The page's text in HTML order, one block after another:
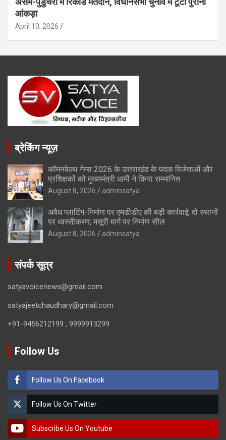
आंकड़ा
April 10, 2026
ब्रेकिंग न्यूज़
कॉमनवेल्थ गेम्स 2026 के उत्तराखंड के पदक विजेताओं और
प्रशिक्षकों को मुख्यमंत्री धामी ने किया सम्मानित
August 8, 2026 adminsatya
अवैध प्लाटिंग-निर्माण पर एमडीडीए की बड़ी कार्रवाई, दो स्थानों
पर ध्वस्तीकरण; मसूरी मार्ग पर निर्माण सील
August 8, 2026 adminsatya
संपर्क सूत्र
satyavoicenews@gmail.com
satyajeetchaudhary@gmail.com
+91-9456212199 , 9999913299
Follow Us
Follow Us On Facebook
Follow Us On Twitter
Subscribe Us On Youtube